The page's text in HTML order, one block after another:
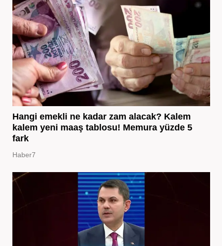
Hangi emekli ne kadar zam alacak? Kalem
kalem yeni maaş tablosu! Memura yüzde 5
fark
Haber7